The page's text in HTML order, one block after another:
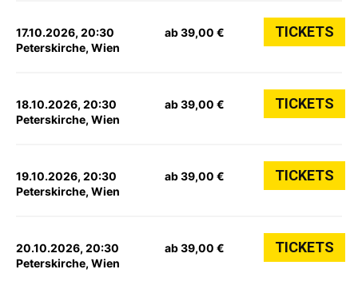
17.10.2026, 20:30
Peterskirche, Wien
ab 39,00 € TICKETS
18.10.2026, 20:30
Peterskirche, Wien
ab 39,00 € TICKETS
19.10.2026, 20:30
Peterskirche, Wien
ab 39,00 € TICKETS
20.10.2026, 20:30
Peterskirche, Wien
ab 39,00 € TICKETS